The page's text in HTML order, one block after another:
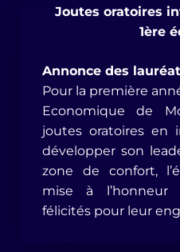
Joutes oratoires
1ère
Annonce des
Pour la première
Economique de
joutes oratoires en
développer son
zone de confort,
mise à
félicités pour leur